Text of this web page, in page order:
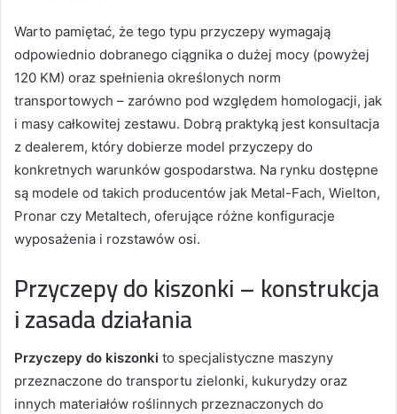
Warto pamiętać, że tego typu przyczepy wymagają
odpowiednio dobranego ciągnika o dużej mocy (powyżej
120 KM) oraz spełnienia określonych norm
transportowych – zarówno pod względem homologacji, jak
i masy całkowitej zestawu. Dobrą praktyką jest konsultacja
z dealerem, który dobierze model przyczepy do
konkretnych warunków gospodarstwa. Na rynku dostępne
są modele od takich producentów jak Metal-Fach, Wielton,
Pronar czy Metaltech, oferujące różne konfiguracje
wyposażenia i rozstawów osi.
Przyczepy do kiszonki – konstrukcja
i zasada działania
Przyczepy do kiszonki to specjalistyczne maszyny
przeznaczone do transportu zielonki, kukurydzy oraz
innych materiałów roślinnych przeznaczonych do